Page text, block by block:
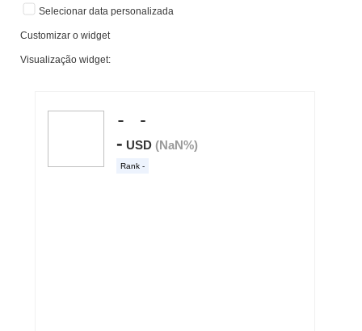
Selecionar data personalizada
Customizar o widget
Visualização widget: